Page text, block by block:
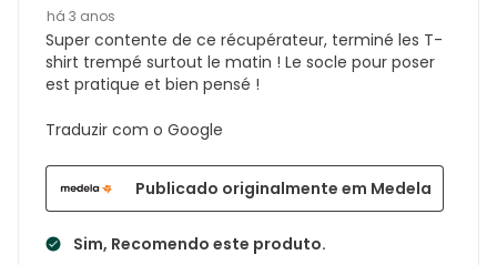
há 3 anos
Super contente de ce récupérateur, terminé les T-
shirt trempé surtout le matin ! Le socle pour poser
est pratique et bien pensé !
Traduzir com o Google
Sim, Recomendo este produto.
Publicado originalmente em Medela